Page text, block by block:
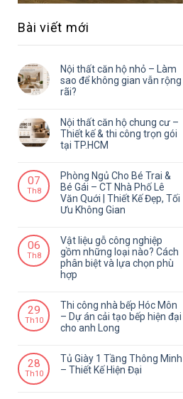
Bài viết mới
Nội thất căn hộ nhỏ – Làm
sao để không gian vẫn rộng
rãi?
Nội thất căn hộ chung cư –
Thiết kế & thi công trọn gói
tại TP.HCM
07
Th8
Phòng Ngủ Cho Bé Trai &
Bé Gái – CT Nhà Phố Lê
Văn Quới | Thiết Kế Đẹp, Tối
Ưu Không Gian
06
Th8
Vật liệu gỗ công nghiệp
gồm những loại nào? Cách
phân biệt và lựa chọn phù
hợp
29
Th10
Thi công nhà bếp Hóc Môn
– Dự án cải tạo bếp hiện đại
cho anh Long
28
Th10
Tủ Giày 1 Tầng Thông Minh
– Thiết Kế Hiện Đại